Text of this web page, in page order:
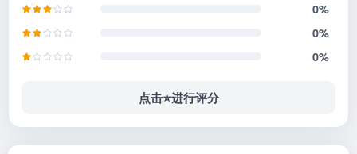
0%
0%
0%
点击⭐️进行评分